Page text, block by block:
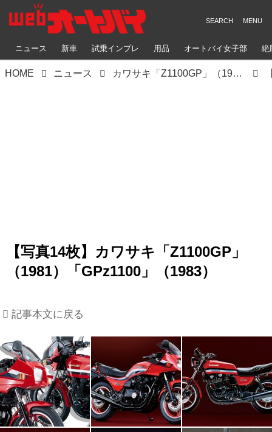
ニュース 新車 試乗インプレ 用品 オートバイ女子部 絶
HOME ニュース カワサキ「Z1100GP」（1981）「GPz1100」（1983）｜公道最速を狙った最強の空冷Z【KAWASAKI Z大全】
【写真14枚】カワサキ「Z1100GP」
（1981）「GPz1100」（1983）
記事本文に戻る